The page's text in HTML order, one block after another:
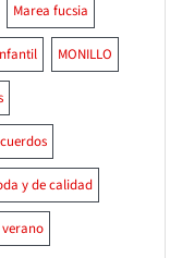
Marea fucsia
MONILLO
y de calidad
verano